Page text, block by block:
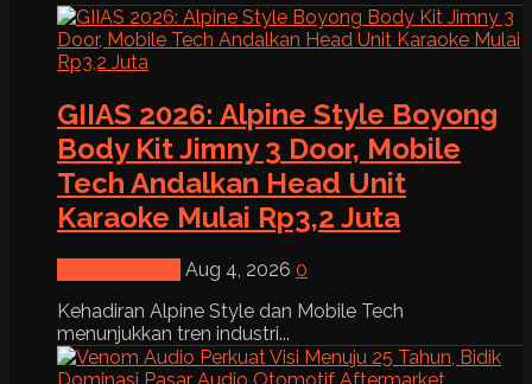
GIIAS 2026: Alpine Style Boyong
Body Kit Jimny 3 Door, Mobile
Tech Andalkan Head Unit
Karaoke Mulai Rp3,2 Juta
Aug 4, 2026 0
Kehadiran Alpine Style dan Mobile Tech
menunjukkan tren industri...